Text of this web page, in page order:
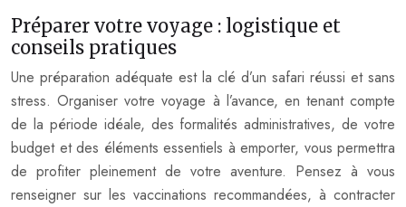
Préparer votre voyage : logistique et
conseils pratiques
Une préparation adéquate est la clé d’un safari réussi et sans
stress. Organiser votre voyage à l’avance, en tenant compte
de la période idéale, des formalités administratives, de votre
budget et des éléments essentiels à emporter, vous permettra
de profiter pleinement de votre aventure. Pensez à vous
renseigner sur les vaccinations recommandées, à contracter